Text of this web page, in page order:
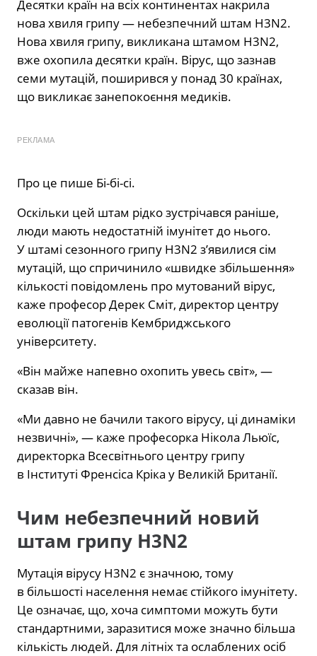
Десятки країн на всіх континентах накрила
нова хвиля грипу — небезпечний штам H3N2.
Нова хвиля грипу, викликана штамом H3N2,
вже охопила десятки країн. Вірус, що зазнав
семи мутацій, поширився у понад 30 країнах,
що викликає занепокоєння медиків.
РЕКЛАМА
Про це пише Бі-бі-сі.
Оскільки цей штам рідко зустрічався раніше,
люди мають недостатній імунітет до нього.
У штамі сезонного грипу H3N2 з’явилися сім
мутацій, що спричинило «швидке збільшення»
кількості повідомлень про мутований вірус,
каже професор Дерек Сміт, директор центру
еволюції патогенів Кембриджського
університету.
«Він майже напевно охопить увесь світ», —
сказав він.
«Ми давно не бачили такого вірусу, ці динаміки
незвичні», — каже професорка Нікола Льюїс,
директорка Всесвітнього центру грипу
в Інституті Френсіса Кріка у Великій Британії.
Чим небезпечний новий
штам грипу H3N2
Мутація вірусу H3N2 є значною, тому
в більшості населення немає стійкого імунітету.
Це означає, що, хоча симптоми можуть бути
стандартними, заразитися може значно більша
кількість людей. Для літніх та ослаблених осіб